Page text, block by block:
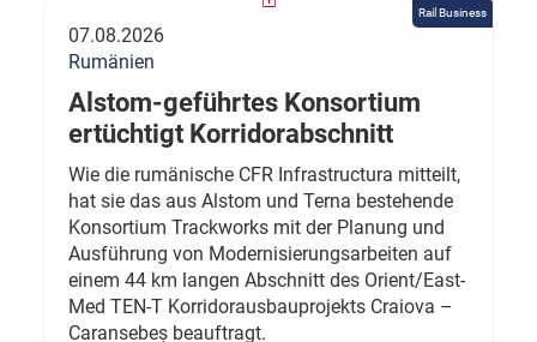
Rail Business
07.08.2026
Rumänien
Alstom-geführtes Konsortium
ertüchtigt Korridorabschnitt
Wie die rumänische CFR Infrastructura mitteilt,
hat sie das aus Alstom und Terna bestehende
Konsortium Trackworks mit der Planung und
Ausführung von Modernisierungsarbeiten auf
einem 44 km langen Abschnitt des Orient/East-
Med TEN-T Korridorausbauprojekts Craiova –
Caransebeș beauftragt.